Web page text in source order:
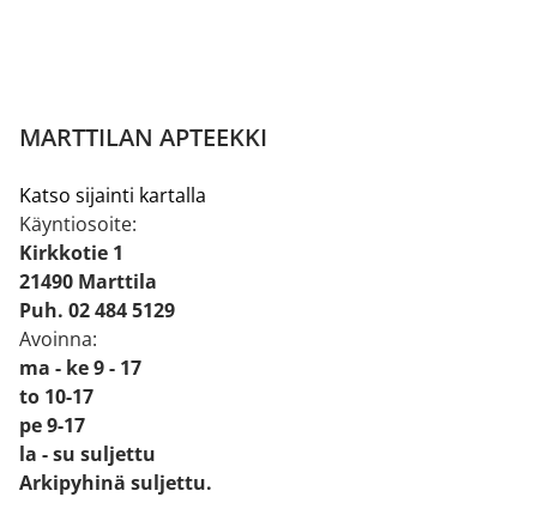
MARTTILAN APTEEKKI
Katso sijainti kartalla
Käyntiosoite:
Kirkkotie 1
21490 Marttila
Puh. 02 484 5129
Avoinna:
ma - ke 9 - 17
to 10-17
pe 9-17
la - su suljettu
Arkipyhinä suljettu.